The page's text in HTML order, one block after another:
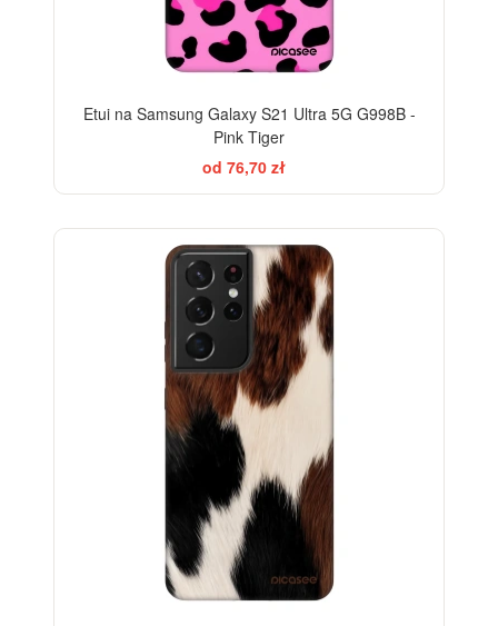
Etui na Samsung Galaxy S21 Ultra 5G G998B -
Pink Tiger
od 76,70 zł